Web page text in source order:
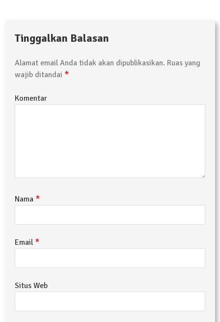
Tinggalkan Balasan
Alamat email Anda tidak akan dipublikasikan. Ruas yang
wajib ditandai *
Komentar
Nama *
Email *
Situs Web